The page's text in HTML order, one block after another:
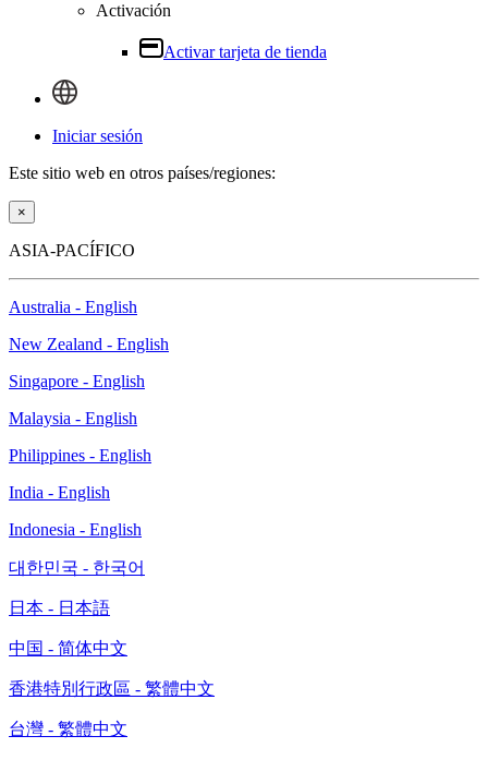
Activación
Activar tarjeta de tienda
Iniciar sesión
Este sitio web en otros países/regiones:
×
ASIA-PACÍFICO
Australia - English
New Zealand - English
Singapore - English
Malaysia - English
Philippines - English
India - English
Indonesia - English
대한민국 - 한국어
日本 - 日本語
中国 - 简体中文
香港特別行政區 - 繁體中文
台灣 - 繁體中文